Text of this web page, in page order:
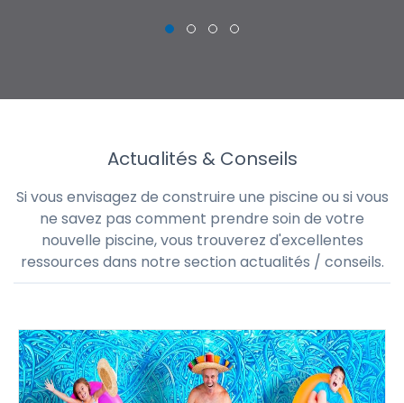
Actualités & Conseils
Si vous envisagez de construire une piscine ou si vous
ne savez pas comment prendre soin de votre
nouvelle piscine, vous trouverez d'excellentes
ressources dans notre section actualités / conseils.